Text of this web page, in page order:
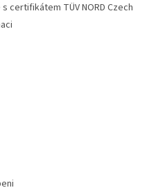
certifikátem TÜV NORD Czech